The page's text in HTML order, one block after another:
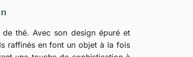
thé. Avec son design épuré et
raffinés en font un objet à la fois